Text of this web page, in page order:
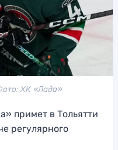
ХК «Лада»
примет в Тольятти
регулярного